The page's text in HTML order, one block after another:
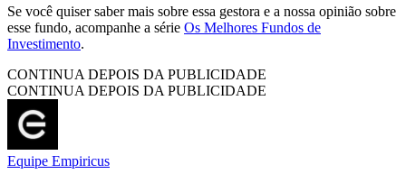
Se você quiser saber mais sobre essa gestora e a nossa opinião sobre
esse fundo, acompanhe a série Os Melhores Fundos de
Investimento.
CONTINUA DEPOIS DA PUBLICIDADE
CONTINUA DEPOIS DA PUBLICIDADE
Equipe Empiricus